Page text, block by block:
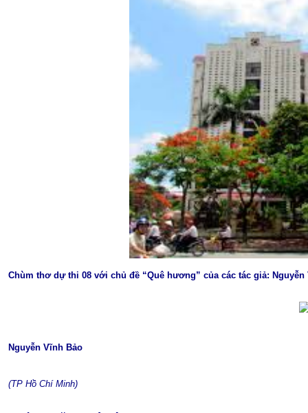
Chùm thơ dự thi 08 với chủ đề “Quê hương” của các tác giả:
Nguyễn Vĩnh Bảo
(TP Hồ Chí Minh)